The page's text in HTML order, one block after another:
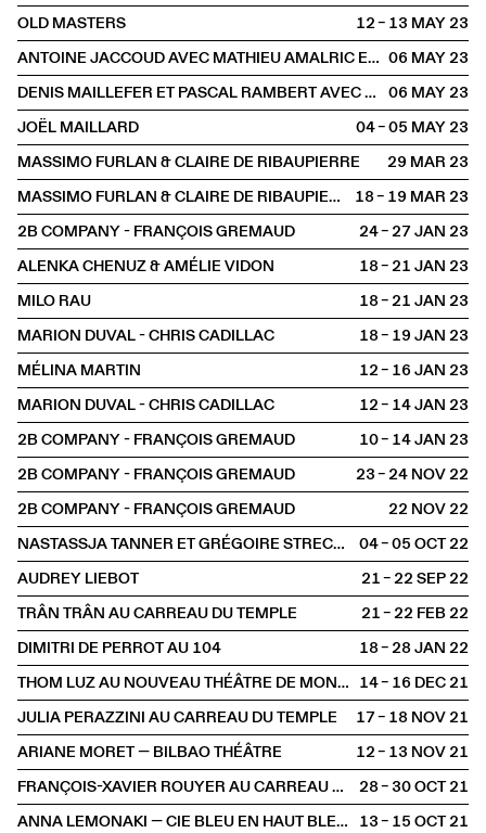
OLD MASTERS
12 – 13 MAY2023
ANTOINE JACCOUD AVEC MATHIEU AMALRIC ET MARTHE KELLER 06 MAY2023
DENIS MAILLEFER ET PASCAL RAMBERT AVEC LOLA GIOUSSE
06 MAY2023
JOËL MAILLARD
04 – 05 MAY2023
MASSIMO FURLAN & CLAIRE DE RIBAUPIERRE
29 MAR2023
MASSIMO FURLAN & CLAIRE DE RIBAUPIERRE
18 – 19 MAR2023
2B COMPANY - FRANÇOIS GREMAUD
24 – 27 JAN2023
ALENKA CHENUZ & AMÉLIE VIDON
18 – 21 JAN2023
MILO RAU
18 – 21 JAN2023
MARION DUVAL - CHRIS CADILLAC
18 – 19 JAN2023
MÉLINA MARTIN
12 – 16 JAN2023
MARION DUVAL - CHRIS CADILLAC
12 – 14 JAN2023
2B COMPANY - FRANÇOIS GREMAUD
10 – 14 JAN2023
2B COMPANY - FRANÇOIS GREMAUD
23 – 24 NOV2022
2B COMPANY - FRANÇOIS GREMAUD
22 NOV2022
NASTASSJA TANNER ET GRÉGOIRE STRECKER
04 – 05 OCT2022
AUDREY LIEBOT
21 – 22 SEP2022
TRÂN TRÂN AU CARREAU DU TEMPLE
21 – 22 FEB2022
DIMITRI DE PERROT AU 104
18 – 28 JAN2022
THOM LUZ AU NOUVEAU THÉÂTRE DE MONTREUIL 14 – 16 DEC2021
JULIA PERAZZINI AU CARREAU DU TEMPLE
17 – 18 NOV2021
ARIANE MORET — BILBAO THÉÂTRE
12 – 13 NOV2021
FRANÇOIS-XAVIER ROUYER AU CARREAU DU TEMPLE
28 – 30 OCT2021
ANNA LEMONAKI — CIE BLEU EN HAUT BLEU EN BAS 13 – 15 OCT2021